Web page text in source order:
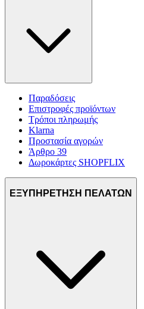
Παραδόσεις
Επιστροφές προϊόντων
Τρόποι πληρωμής
Klarna
Προστασία αγορών
Άρθρο 39
Δωροκάρτες SHOPFLIX
ΕΞΥΠΗΡΕΤΗΣΗ ΠΕΛΑΤΩΝ